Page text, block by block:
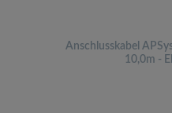
Anschlusskabel
10,0m -